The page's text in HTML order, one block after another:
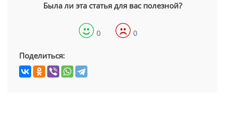
Была ли эта статья для вас полезной?
0 0
Поделиться: